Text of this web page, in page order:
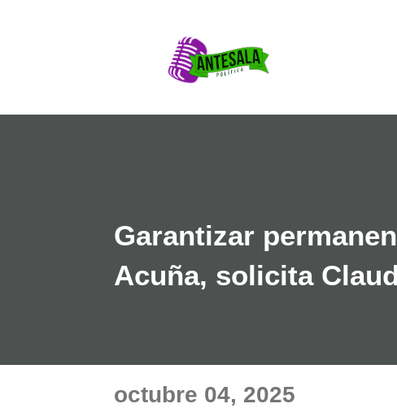
Garantizar
Acuña, solicita
octubre 04, 2025